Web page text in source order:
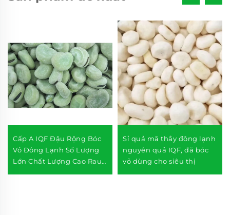
Cấp A IQF Đậu Rộng Bóc
Vỏ Đông Lạnh Số Lượng
Lớn Chất Lượng Cao Rau
Củ Đông Lạnh
Sỉ quả mã thầy đông lạnh
nguyên quả IQF, đã bóc
vỏ dùng cho siêu thị